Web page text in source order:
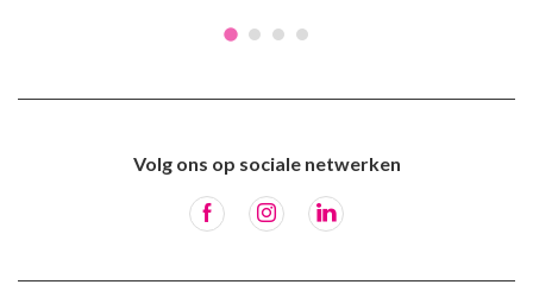
Volg ons op sociale netwerken